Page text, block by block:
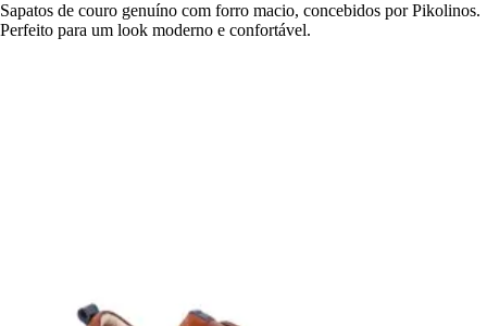
Sapatos de couro genuíno com forro macio, concebidos por Pikolinos.
Perfeito para um look moderno e confortável.